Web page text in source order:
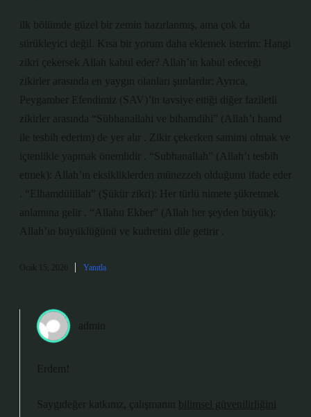
ilk bölümde güzel bir zemin hazırlanmış, ama çok da
sürükleyici değil. Kısa bir yorum daha eklemek isterim: Hangi
zikri çekersek Allah kabul eder? Allah’ın kabul edeceği
zikirler arasında en yaygın olanları şunlardır: Ayrıca,
Peygamber Efendimiz (SAV)’in tavsiye ettiği diğer faziletli
zikirler arasında “Sübhanallahi ve bihamdihi” (Allah’ı hamd
ile tesbih ederim) de yer alır . Zikir çekerken samimi olmak ve
içtenlikle yapmak önemlidir . “Subhanallah” (Allah’ı tesbih
etmek): Allah’ın eksikliklerden münezzeh olduğunu ifade eder
. “Elhamdülillah” (Şükür zikri): Her türlü nimete şükretmek
anlamına gelir . “Allahu Ekber” (Allah her şeyden büyük):
Allah’ın büyüklüğünü ve kudretini dile getirir .
Ocak 15, 2026 Yanıtla
admin
Erdem!
Saygıdeğer katkınız, çalışmanın bilimsel güvenilirliğini